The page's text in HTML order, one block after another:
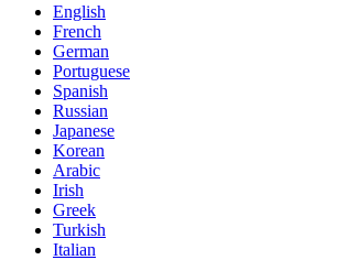
English
French
German
Portuguese
Spanish
Russian
Japanese
Korean
Arabic
Irish
Greek
Turkish
Italian